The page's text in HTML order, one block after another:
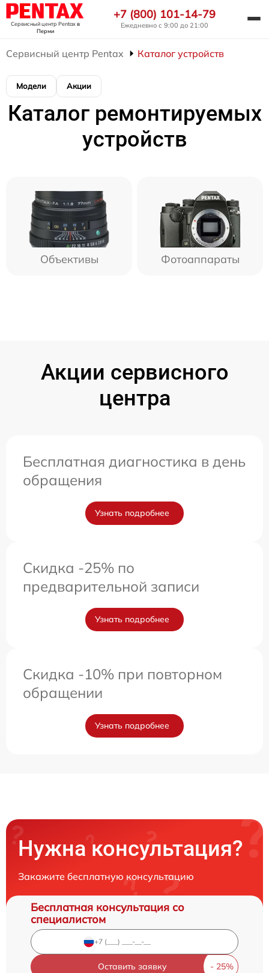
Сервисный центр Pentaxв
Перми
+7 (800) 101-14-79
Ежедневно с 9:00 до 21:00
Сервисный центр Pentax Каталог устройств
Модели Акции
Каталог ремонтируемых
устройств
Объективы Фотоаппараты
Акции сервисного
центра
Бесплатная диагностика в день
обращения
Узнать подробнее
Скидка -25% по
предварительной записи
Узнать подробнее
Скидка -10% при повторном
обращении
Узнать подробнее
Нужна консультация?
Закажите бесплатную консультацию
Бесплатная консультация со
специалистом
Оставить заявку